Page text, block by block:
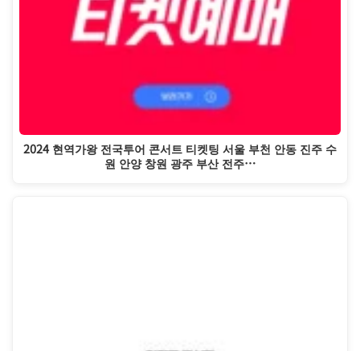
2024 현역가왕 전국투어 콘서트 티켓팅 서울 부천 안동 진주 수
원 안양 창원 광주 부산 전주…